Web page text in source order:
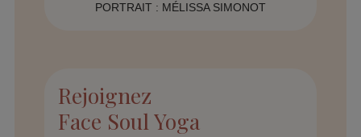
PORTRAIT : MÉLISSA SIMONOT
Rejoignez
Face Soul Yoga